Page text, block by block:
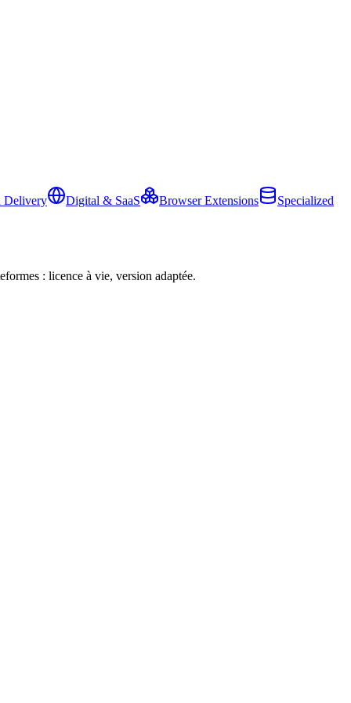
Delivery Digital & SaaS Browser Extensions Specialized
: licence à vie, version adaptée.